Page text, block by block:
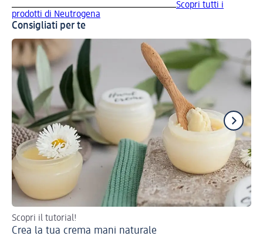
Scopri tutti i
prodotti di Neutrogena
Consigliati per te
Scopri il tutorial!
Crea la tua crema mani naturale